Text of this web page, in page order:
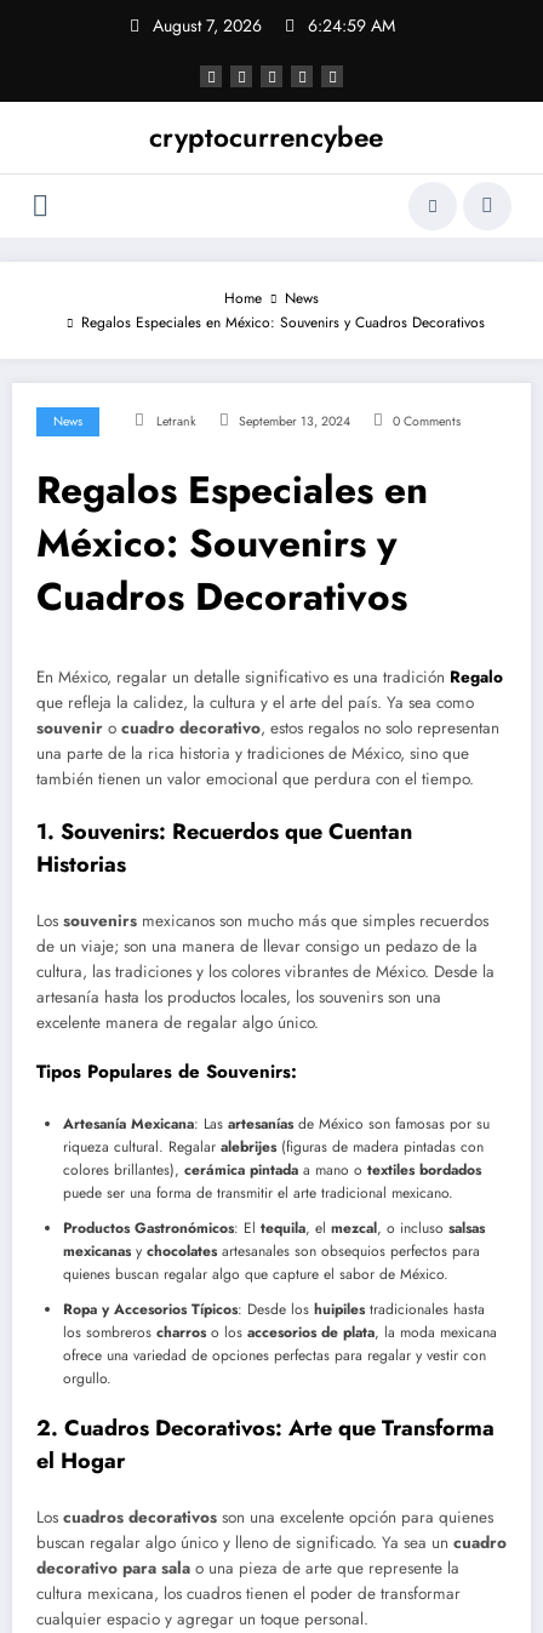
August 7, 2026 6:25:00 AM
cryptocurrencybee
Home
News
Regalos Especiales en México: Souvenirs y Cuadros Decorativos
News Letrank September 13, 2024 0 Comments
Regalos Especiales en
México: Souvenirs y
Cuadros Decorativos
En México, regalar un detalle significativo es una tradición Regalo
que refleja la calidez, la cultura y el arte del país. Ya sea como
souvenir o cuadro decorativo, estos regalos no solo representan
una parte de la rica historia y tradiciones de México, sino que
también tienen un valor emocional que perdura con el tiempo.
1. Souvenirs: Recuerdos que Cuentan
Historias
Los souvenirs mexicanos son mucho más que simples recuerdos
de un viaje; son una manera de llevar consigo un pedazo de la
cultura, las tradiciones y los colores vibrantes de México. Desde la
artesanía hasta los productos locales, los souvenirs son una
excelente manera de regalar algo único.
Tipos Populares de Souvenirs:
Artesanía Mexicana: Las artesaníasde México son famosas por su
riqueza cultural. Regalar alebrijes(figuras de madera pintadas con
colores brillantes), cerámica pintada a mano o textiles bordados
puede ser una forma de transmitir el arte tradicional mexicano.
Productos Gastronómicos: El tequila, el mezcal, o incluso salsas
mexicanasy chocolatesartesanales son obsequios perfectos para
quienes buscan regalar algo que capture el sabor de México.
Ropa y Accesorios Típicos: Desde los huipilestradicionales hasta
los sombreros charroso los accesorios de plata, la moda mexicana
ofrece una variedad de opciones perfectas para regalar y vestir con
orgullo.
2. Cuadros Decorativos: Arte que Transforma
el Hogar
Los cuadros decorativos son una excelente opción para quienes
buscan regalar algo único y lleno de significado. Ya sea un cuadro
decorativo para sala o una pieza de arte que represente la
cultura mexicana, los cuadros tienen el poder de transformar
cualquier espacio y agregar un toque personal.